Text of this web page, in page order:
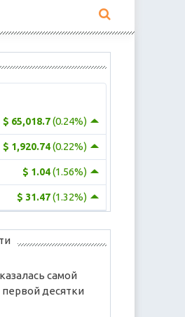
$ 65,018.7(0.24%)
$ 1,920.74(0.22%)
$ 1.04(1.56%)
$ 31.47(1.32%)
самой
первой десятки